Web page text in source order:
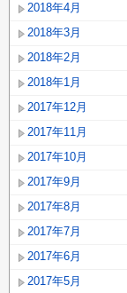
2018年4月
2018年3月
2018年2月
2018年1月
2017年12月
2017年11月
2017年10月
2017年9月
2017年8月
2017年7月
2017年6月
2017年5月